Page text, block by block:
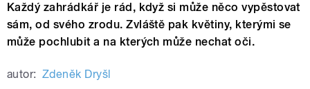
Každý zahrádkář je rád, když si může něco vypěstovat
sám, od svého zrodu. Zvláště pak květiny, kterými se
může pochlubit a na kterých může nechat oči.
autor: Zdeněk Dryšl